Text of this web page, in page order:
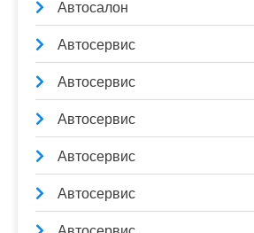
Автосалон
Автосервис
Автосервис
Автосервис
Автосервис
Автосервис